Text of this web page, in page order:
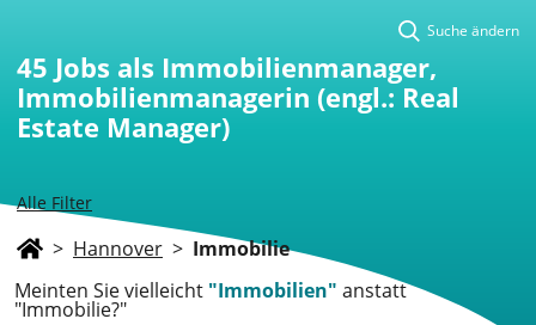
Alle Filter
Suche ändern
45 Jobs als Immobilienmanager,
Immobilienmanagerin (engl.: Real
Estate Manager)
> Hannover > Immobilie
Meinten Sie vielleicht "Immobilien" anstatt
"Immobilie?"